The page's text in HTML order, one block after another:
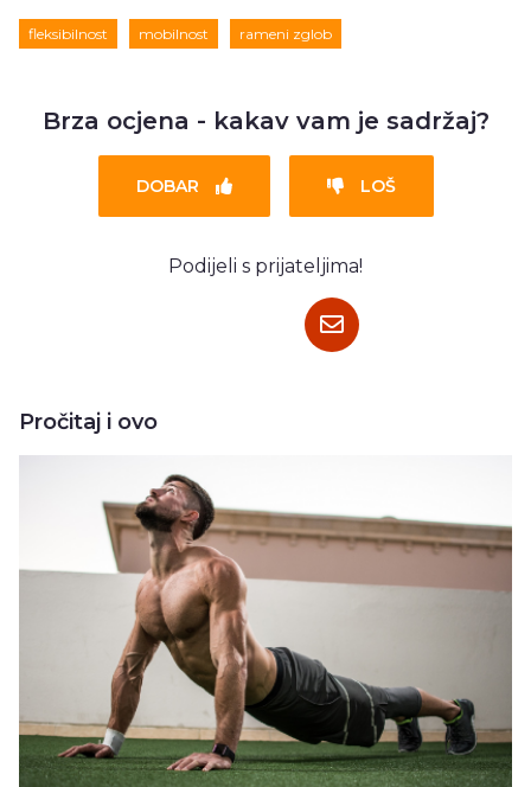
fleksibilnost mobilnost rameni zglob
Brza ocjena - kakav vam je sadržaj?
DOBAR LOŠ
Podijeli s prijateljima!
Pročitaj i ovo